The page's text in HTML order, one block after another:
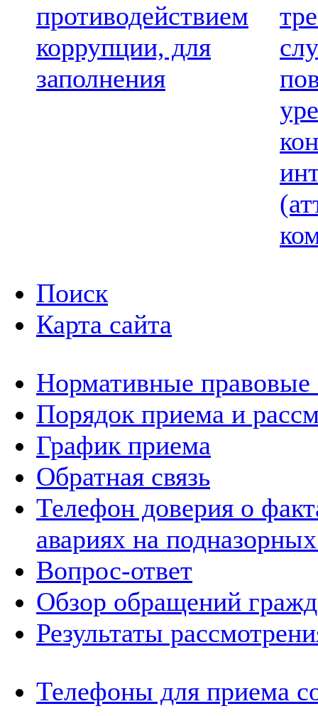
противодействием
коррупции, для
заполнения
Поиск
Карта сайта
Нормативные правовые
Порядок приема и
График приема
Обратная связь
Телефон доверия о
авариях на
Вопрос-ответ
Обзор обращений
Результаты
Телефоны для приема